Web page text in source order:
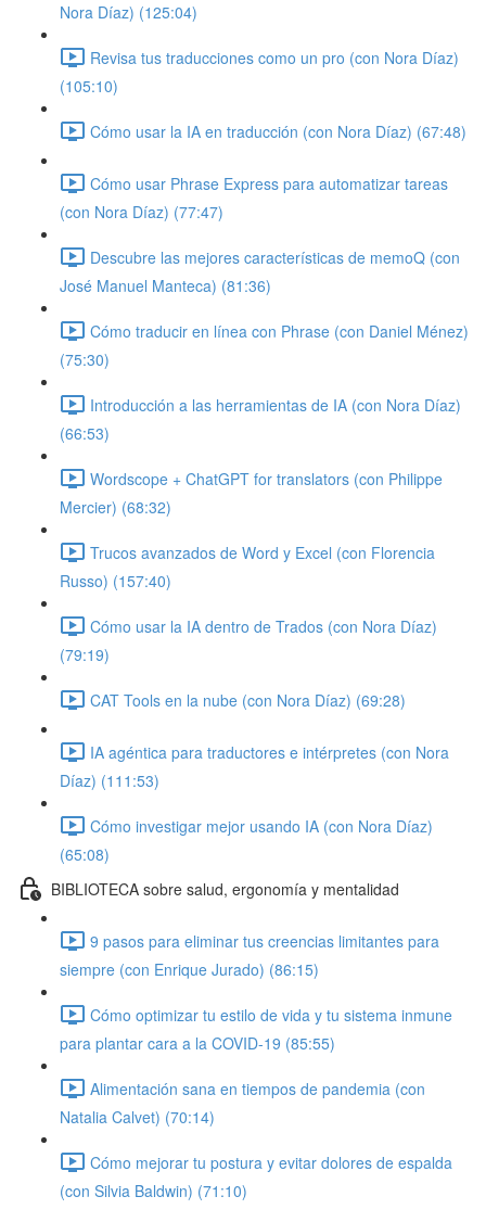
Nora Díaz) (125:04)
Revisa tus traducciones como un pro (con Nora Díaz)
(105:10)
Cómo usar la IA en traducción (con Nora Díaz) (67:48)
Cómo usar Phrase Express para automatizar tareas
(con Nora Díaz) (77:47)
Descubre las mejores características de memoQ (con
José Manuel Manteca) (81:36)
Cómo traducir en línea con Phrase (con Daniel Ménez)
(75:30)
Introducción a las herramientas de IA (con Nora Díaz)
(66:53)
Wordscope + ChatGPT for translators (con Philippe
Mercier) (68:32)
Trucos avanzados de Word y Excel (con Florencia
Russo) (157:40)
Cómo usar la IA dentro de Trados (con Nora Díaz)
(79:19)
CAT Tools en la nube (con Nora Díaz) (69:28)
IA agéntica para traductores e intérpretes (con Nora
Díaz) (111:53)
Cómo investigar mejor usando IA (con Nora Díaz)
(65:08)
BIBLIOTECA sobre salud, ergonomía y mentalidad
9 pasos para eliminar tus creencias limitantes para
siempre (con Enrique Jurado) (86:15)
Cómo optimizar tu estilo de vida y tu sistema inmune
para plantar cara a la COVID-19 (85:55)
Alimentación sana en tiempos de pandemia (con
Natalia Calvet) (70:14)
Cómo mejorar tu postura y evitar dolores de espalda
(con Silvia Baldwin) (71:10)